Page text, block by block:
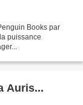
Books par
puissance
Auris...